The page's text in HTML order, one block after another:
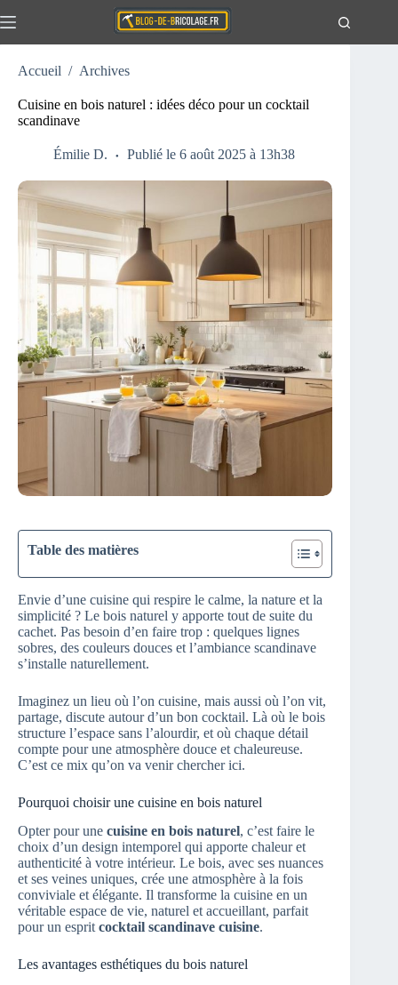
au
Aucun
Actualités
Travaux
Extérieur
Maison
Accueil / Archives
Cuisine en bois naturel : idées déco pour un cocktail
scandinave
Émilie D. Publié le 6 août 2025 à 13h38
Table des matières
Envie d’une cuisine qui respire le calme, la nature et la
simplicité ? Le bois naturel y apporte tout de suite du
cachet. Pas besoin d’en faire trop : quelques lignes
sobres, des couleurs douces et l’ambiance scandinave
s’installe naturellement.
Imaginez un lieu où l’on cuisine, mais aussi où l’on vit,
partage, discute autour d’un bon cocktail. Là où le bois
structure l’espace sans l’alourdir, et où chaque détail
compte pour une atmosphère douce et chaleureuse.
C’est ce mix qu’on va venir chercher ici.
Pourquoi choisir une cuisine en bois naturel
Opter pour une cuisine en bois naturel, c’est faire le
choix d’un design intemporel qui apporte chaleur et
authenticité à votre intérieur. Le bois, avec ses nuances
et ses veines uniques, crée une atmosphère à la fois
conviviale et élégante. Il transforme la cuisine en un
véritable espace de vie, naturel et accueillant, parfait
pour un esprit cocktail scandinave cuisine.
Les avantages esthétiques du bois naturel